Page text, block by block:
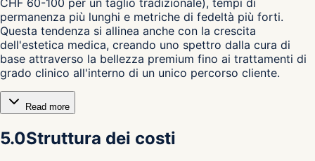
permanenza più lunghi e metriche di fedeltà più forti.
Questa tendenza si allinea anche con la crescita
dell'estetica medica, creando uno spettro dalla cura di
base attraverso la bellezza premium fino ai trattamenti di
grado clinico all'interno di un unico percorso cliente.
Read more
5.0Struttura dei costi